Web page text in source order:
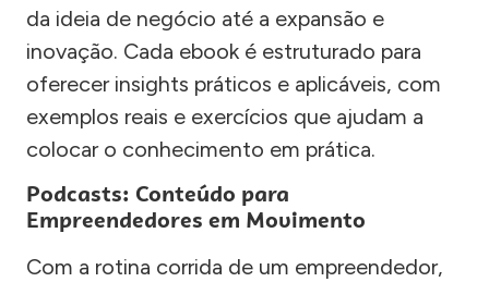
da ideia de negócio até a expansão e
inovação. Cada ebook é estruturado para
oferecer insights práticos e aplicáveis, com
exemplos reais e exercícios que ajudam a
colocar o conhecimento em prática.
Podcasts: Conteúdo para
Empreendedores em Movimento
Com a rotina corrida de um empreendedor,